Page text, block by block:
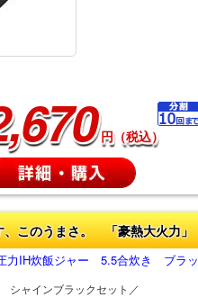
円（税込）
、このうまさ。 「豪熱大火力」
力IH炊飯ジャー 5.5合炊き ブラッ
シャインブラックセット／